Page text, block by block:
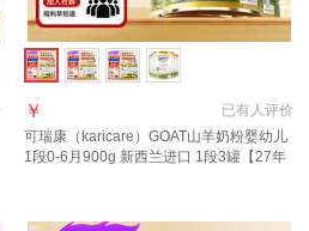
已有人评价
￥
可瑞康（karicare）GOAT山羊奶粉婴幼儿
1段0-6月900g 新西兰进口 1段3罐【27年